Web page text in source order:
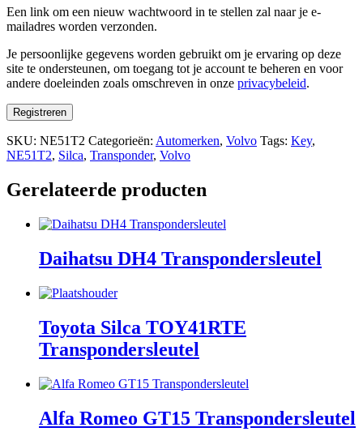
Een link om een nieuw wachtwoord in te stellen zal naar je e-
mailadres worden verzonden.
Je persoonlijke gegevens worden gebruikt om je ervaring op deze
site te ondersteunen, om toegang tot je account te beheren en voor
andere doeleinden zoals omschreven in onze privacybeleid.
Registreren
SKU: NE51T2 Categorieën: Automerken, Volvo Tags: Key,
NE51T2, Silca, Transponder, Volvo
Gerelateerde producten
Daihatsu DH4 Transpondersleutel
Toyota Silca TOY41RTE
Transpondersleutel
Alfa Romeo GT15 Transpondersleutel